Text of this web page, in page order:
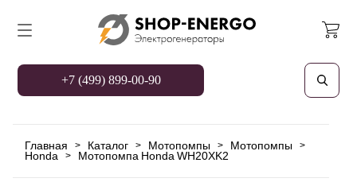
+7 (499) 899-00-90
Главная > Каталог > Мотопомпы > Мотопомпы >
Honda > Мотопомпа Honda WH20XK2